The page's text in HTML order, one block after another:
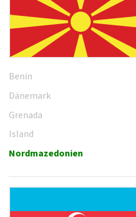
Benin
Dänemark
Grenada
Island
Nordmazedonien